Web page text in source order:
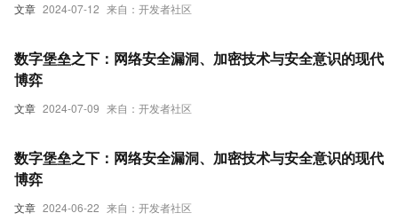
文章 2024-07-12 来自：开发者社区
文章 2024-07-09 来自：开发者社区
数字堡垒之下：网络安全漏洞、加密技术与安全意识的现代
博弈
文章 2024-06-22 来自：开发者社区
数字堡垒之下：网络安全漏洞、加密技术与安全意识的现代
博弈